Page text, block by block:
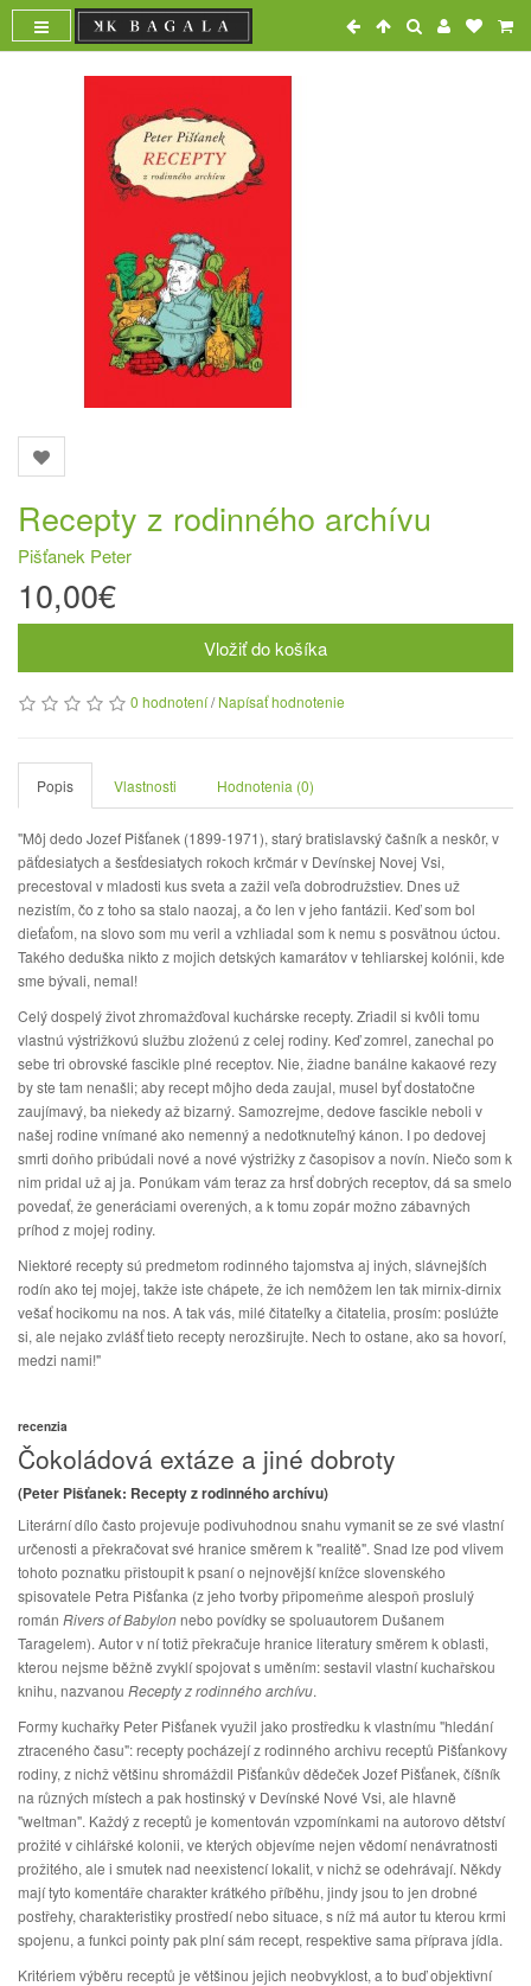
Recepty z rodinného archívu
Pišťanek Peter
10,00€
Vložiť do košíka
0 hodnotení/Napísať hodnotenie
Popis Vlastnosti Hodnotenia (0)
"Môj dedo Jozef Pišťanek (1899-1971), starý bratislavský čašník a neskôr, v
päťdesiatych a šesťdesiatych rokoch krčmár v Devínskej Novej Vsi,
precestoval v mladosti kus sveta a zažil veľa dobrodružstiev. Dnes už
nezistím, čo z toho sa stalo naozaj, a čo len v jeho fantázii. Keď som bol
dieťaťom, na slovo som mu veril a vzhliadal som k nemu s posvätnou úctou.
Takého deduška nikto z mojich detských kamarátov v tehliarskej kolónii, kde
sme bývali, nemal!
Celý dospelý život zhromažďoval kuchárske recepty. Zriadil si kvôli tomu
vlastnú výstrižkovú službu zloženú z celej rodiny. Keď zomrel, zanechal po
sebe tri obrovské fascikle plné receptov. Nie, žiadne banálne kakaové rezy
by ste tam nenašli; aby recept môjho deda zaujal, musel byť dostatočne
zaujímavý, ba niekedy až bizarný. Samozrejme, dedove fascikle neboli v
našej rodine vnímané ako nemenný a nedotknuteľný kánon. I po dedovej
smrti doňho pribúdali nové a nové výstrižky z časopisov a novín. Niečo som k
nim pridal už aj ja. Ponúkam vám teraz za hrsť dobrých receptov, dá sa smelo
povedať, že generáciami overených, a k tomu zopár možno zábavných
príhod z mojej rodiny.
Niektoré recepty sú predmetom rodinného tajomstva aj iných, slávnejších
rodín ako tej mojej, takže iste chápete, že ich nemôžem len tak mirnix-dirnix
vešať hocikomu na nos. A tak vás, milé čitateľky a čitatelia, prosím: poslúžte
si, ale nejako zvlášť tieto recepty nerozširujte. Nech to ostane, ako sa hovorí,
medzi nami!"
recenzia
Čokoládová extáze a jiné dobroty
(Peter Pišťanek: Recepty z rodinného archívu)
Literární dílo často projevuje podivuhodnou snahu vymanit se ze své vlastní
určenosti a překračovat své hranice směrem k "realitě". Snad lze pod vlivem
tohoto poznatku přistoupit k psaní o nejnovější knížce slovenského
spisovatele Petra Pišťanka (z jeho tvorby připomeňme alespoň proslulý
román Rivers of Babylonnebo povídky se spoluautorem Dušanem
Taragelem). Autor v ní totiž překračuje hranice literatury směrem k oblasti,
kterou nejsme běžně zvyklí spojovat s uměním: sestavil vlastní kuchařskou
knihu, nazvanou Recepty z rodinného archívu.
Formy kuchařky Peter Pišťanek využil jako prostředku k vlastnímu "hledání
ztraceného času": recepty pocházejí z rodinného archivu receptů Pišťankovy
rodiny, z nichž většinu shromáždil Pišťankův dědeček Jozef Pišťanek, číšník
na různých místech a pak hostinský v Devínské Nové Vsi, ale hlavně
"weltman". Každý z receptů je komentován vzpomínkami na autorovo dětství
prožité v cihlářské kolonii, ve kterých objevíme nejen vědomí nenávratnosti
prožitého, ale i smutek nad neexistencí lokalit, v nichž se odehrávají. Někdy
mají tyto komentáře charakter krátkého příběhu, jindy jsou to jen drobné
postřehy, charakteristiky prostředí nebo situace, s níž má autor tu kterou krmi
spojenu, a funkci pointy pak plní sám recept, respektive sama příprava jídla.
Kritériem výběru receptů je většinou jejich neobvyklost, a to buď objektivní